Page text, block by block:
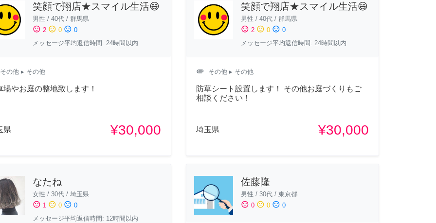
笑顔で翔店★スマイル生活😄
男性 / 40代 / 群馬県
sentiment_satisfied 2 sentiment_neutral 0 sentiment_dissatisfied 0
メッセージ平均返信時間: 24時間以内
その他 ▸ その他
場やお庭の整地致します！
県 ¥30,000
笑顔で翔店★スマイル生活😄
男性 / 40代/ 群馬県
sentiment_satisfied 2 sentiment_neutral 0 sentiment_dissatisfied 0
メッセージ平均返信時間: 24時間以内
attachment その他▸ その他
防草シート設置します！ その他お庭づくりもご
相談ください！
埼玉県 ¥30,000
なたね
女性 / 30代 / 埼玉県
sentiment_satisfied 1 sentiment_neutral 0 sentiment_dissatisfied 0
メッセージ平均返信時間: 12時間以内
佐藤隆
男性 / 30代/ 東京都
sentiment_satisfied 0 sentiment_neutral 0 sentiment_dissatisfied 0